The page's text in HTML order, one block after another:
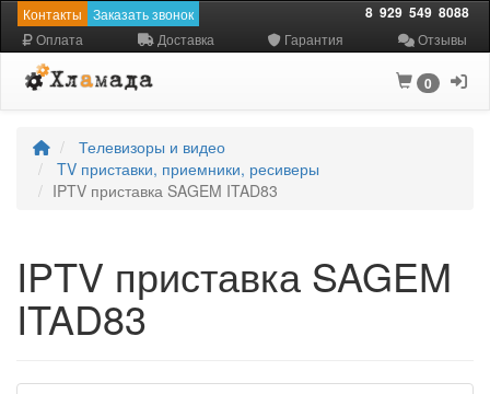
Контакты Заказать звонок 8 929 549 8088
Оплата Доставка Гарантия Отзывы
0
Телевизоры и видео
TV приставки, приемники, ресиверы
IPTV приставка SAGEM ITAD83
IPTV приставка SAGEM
ITAD83